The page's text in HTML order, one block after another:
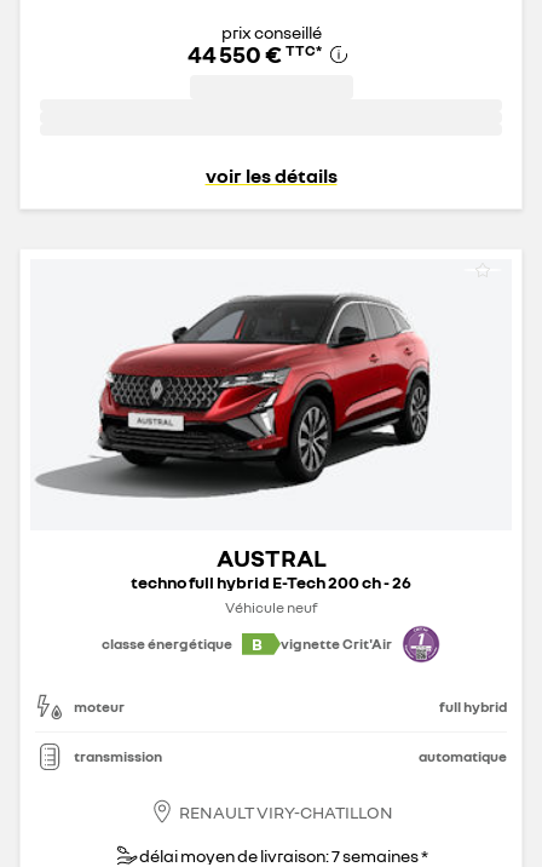
prix conseillé
44 550 € TTC*
voir les détails
AUSTRAL
techno full hybrid E-Tech 200 ch - 26
Véhicule neuf
classe énergétique
B vignette Crit'Air
moteur full hybrid
transmission automatique
RENAULT VIRY-CHATILLON
délai moyen de livraison: 7 semaines *